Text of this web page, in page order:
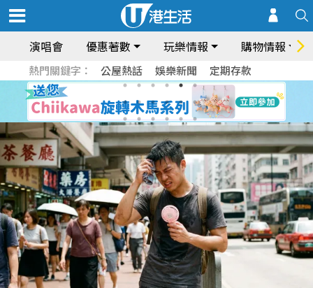
演唱會 優惠著數 玩樂情報 購物情報
熱門關鍵字： 公屋熱話 娛樂新聞 定期存款